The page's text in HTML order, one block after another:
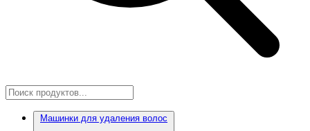
Машинки для удаления волос